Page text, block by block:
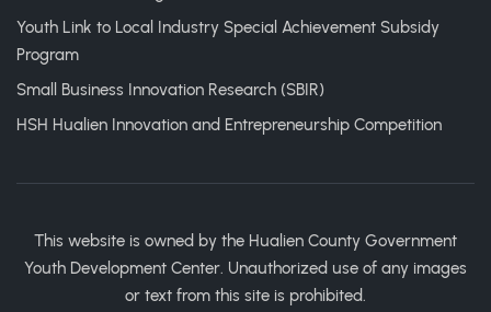
Youth Link to Local Industry Special Achievement Subsidy
Program
Small Business Innovation Research (SBIR)
HSH Hualien Innovation and Entrepreneurship Competition
This website is owned by the Hualien County Government
Youth Development Center. Unauthorized use of any images
or text from this site is prohibited.